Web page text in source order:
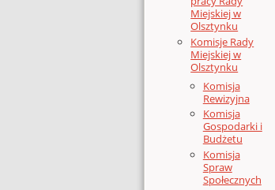
Miejskiej w
Olsztynku
Komisje Rady
Miejskiej w
Olsztynku
Komisja
Rewizyjna
Komisja
Gospodarki i
Budżetu
Komisja
Spraw
Społecznych